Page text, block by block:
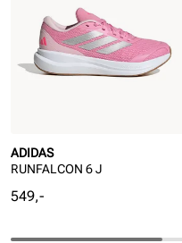
ADIDAS
RUNFALCON 6 J
Pris
549,-